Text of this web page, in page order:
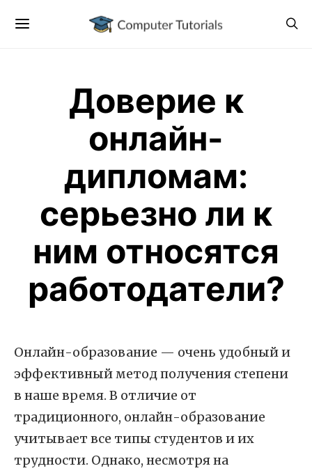
Доверие к
онлайн-
дипломам:
серьезно ли к
ним относятся
работодатели?
Онлайн-образование — очень удобный и
эффективный метод получения степени
в наше время. В отличие от
традиционного, онлайн-образование
учитывает все типы студентов и их
трудности. Однако, несмотря на